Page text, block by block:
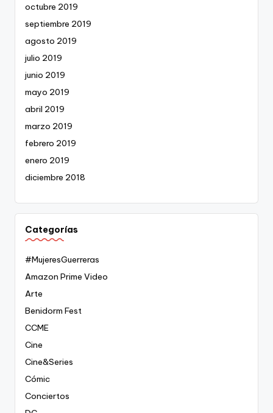
octubre 2019
septiembre 2019
agosto 2019
julio 2019
junio 2019
mayo 2019
abril 2019
marzo 2019
febrero 2019
enero 2019
diciembre 2018
Categorías
#MujeresGuerreras
Amazon Prime Video
Arte
Benidorm Fest
CCME
Cine
Cine&Series
Cómic
Conciertos